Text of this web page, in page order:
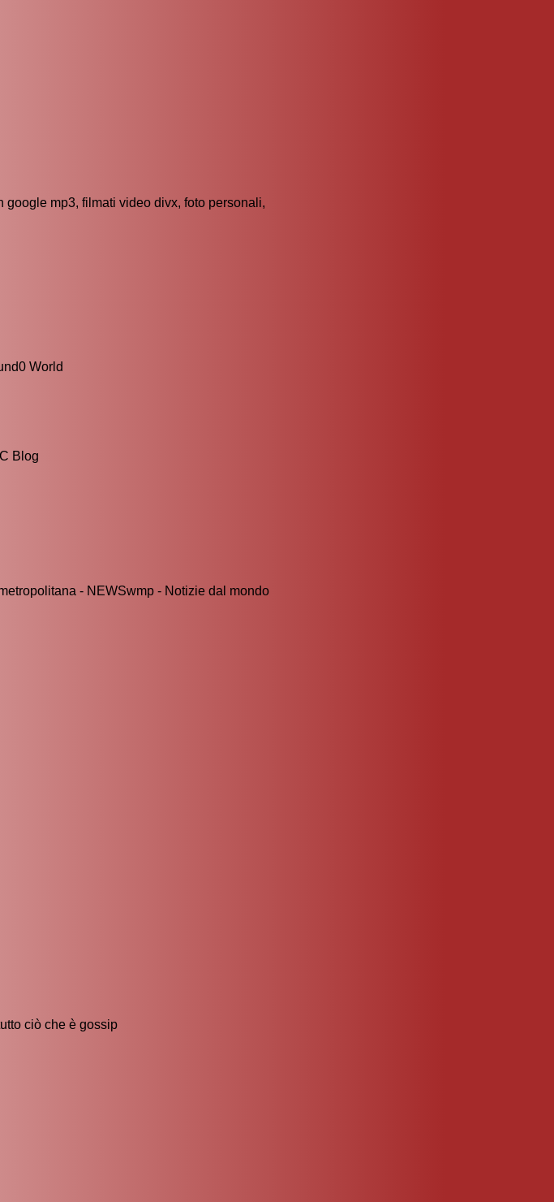
mp3, filmati video divx, foto personali,
World
Blog
- NEWSwmp - Notizie dal mondo
ciò che è gossip